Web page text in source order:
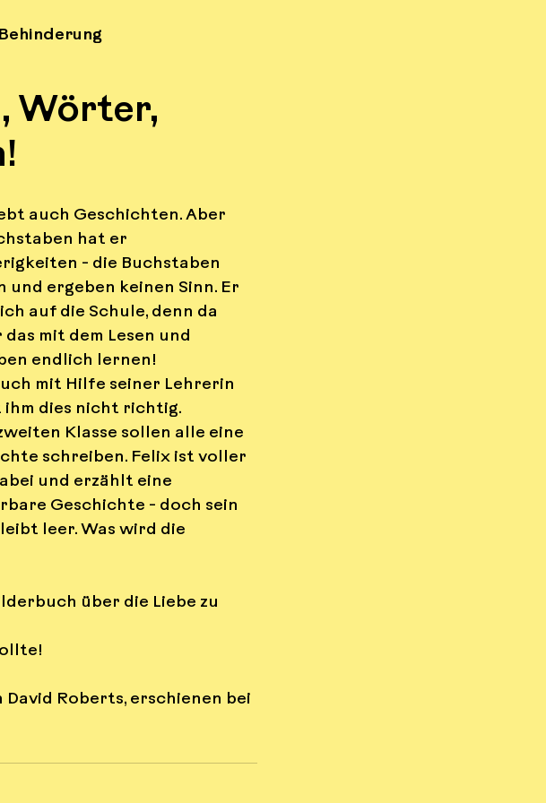
Gefühle
Wörter,
auch Geschichten. Aber
hat er
- die Buchstaben
und ergeben keinen Sinn. Er
auf die Schule, denn da
mit dem Lesen und
endlich lernen!
mit Hilfe seiner Lehrerin
ihm dies nicht richtig.
Klasse sollen alle eine
schreiben. Felix ist voller
und erzählt eine
Geschichte - doch sein
leer. Was wird die
über die Liebe zu
Roberts, erschienen bei